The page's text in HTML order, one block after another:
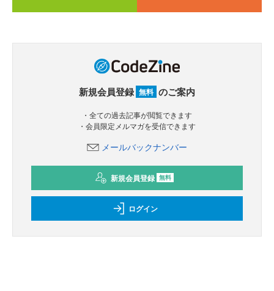
新規会員登録 無料 のご案内
・全ての過去記事が閲覧できます
・会員限定メルマガを受信できます
メールバックナンバー
新規会員登録 無料
ログイン